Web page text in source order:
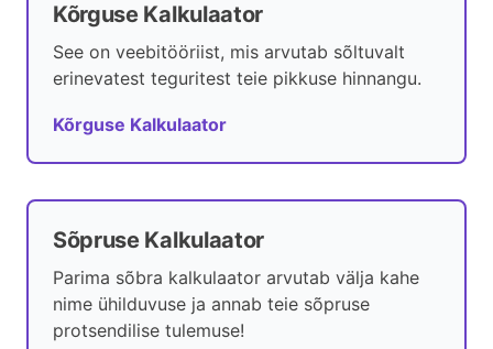
Kõrguse Kalkulaator
See on veebitööriist, mis arvutab sõltuvalt
erinevatest teguritest teie pikkuse hinnangu.
Kõrguse Kalkulaator
Sõpruse Kalkulaator
Parima sõbra kalkulaator arvutab välja kahe
nime ühilduvuse ja annab teie sõpruse
protsendilise tulemuse!